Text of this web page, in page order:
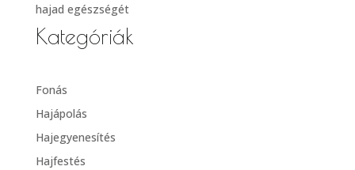
hajad egészségét
Kategóriák
Fonás
Hajápolás
Hajegyenesítés
Hajfestés